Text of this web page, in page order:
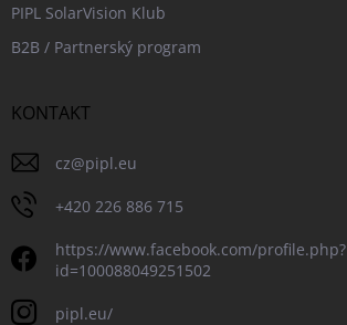
PIPL SolarVision Klub
B2B / Partnerský program
KONTAKT
cz@pipl.eu
+420 226 886 715
https://www.facebook.com/profile.php?
id=100088049251502
pipl.eu/